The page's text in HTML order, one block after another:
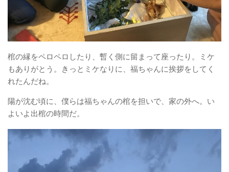
棺の縁をペロペロしたり、暫く側に留まって座ったり。ミケ
もありがとう。きっとミケなりに、福ちゃんに挨拶をしてく
れたんだね。
陽が沈む頃に、僕らは福ちゃんの棺を担いで、家の外へ。い
よいよ出棺の時間だ。